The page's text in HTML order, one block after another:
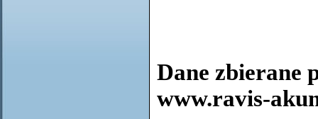
Dane zbierane
www.ravis-